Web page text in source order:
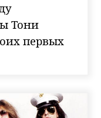
Тони
первых